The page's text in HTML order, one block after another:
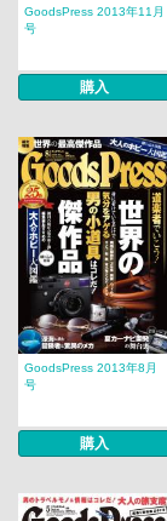
GoodsPress 2013年11月
号
購入
GoodsPress 2013年8月
号
購入